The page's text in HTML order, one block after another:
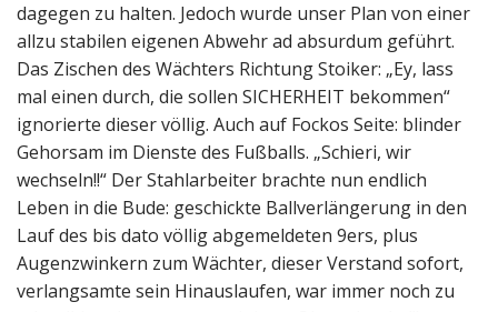
dagegen zu halten. Jedoch wurde unser Plan von einer
allzu stabilen eigenen Abwehr ad absurdum geführt.
Das Zischen des Wächters Richtung Stoiker: „Ey, lass
mal einen durch, die sollen SICHERHEIT bekommen“
ignorierte dieser völlig. Auch auf Fockos Seite: blinder
Gehorsam im Dienste des Fußballs. „Schieri, wir
wechseln!!“ Der Stahlarbeiter brachte nun endlich
Leben in die Bude: geschickte Ballverlängerung in den
Lauf des bis dato völlig abgemeldeten 9ers, plus
Augenzwinkern zum Wächter, dieser Verstand sofort,
verlangsamte sein Hinauslaufen, war immer noch zu